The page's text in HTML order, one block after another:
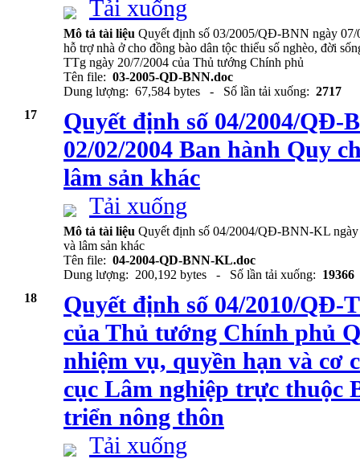
Tải xuống
Mô tả tài liệu Quyết định số 03/2005/QĐ-BNN ngày 07/
hỗ trợ nhà ở cho đồng bào dân tộc thiểu số nghèo, đời
TTg ngày 20/7/2004 của Thủ tướng Chính phủ
Tên file: 03-2005-QD-BNN.doc
Dung lượng: 67,584 bytes - Số lần tải xuống: 2717
17
Quyết định số 04/2004/QĐ-
02/02/2004 Ban hành Quy
lâm sản khác
Tải xuống
Mô tả tài liệu Quyết định số 04/2004/QĐ-BNN-KL ngày
và lâm sản khác
Tên file: 04-2004-QD-BNN-KL.doc
Dung lượng: 200,192 bytes - Số lần tải xuống: 19366
18
Quyết định số 04/2010/QĐ-
của Thủ tướng Chính phủ
nhiệm vụ, quyền hạn và cơ
cục Lâm nghiệp trực thuộc
triển nông thôn
Tải xuống